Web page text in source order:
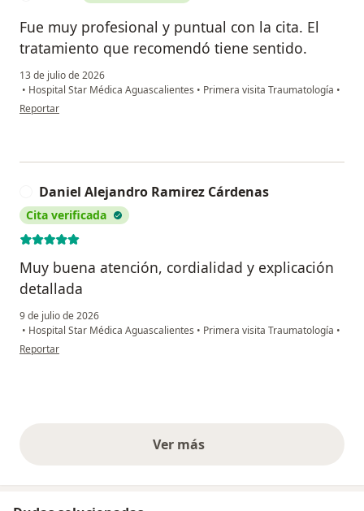
Fue muy profesional y puntual con la cita. El
tratamiento que recomendó tiene sentido.
13 de julio de 2026
• Hospital Star Médica Aguascalientes • Primera visita Traumatología •
en opinión del usuario Dulce
Reportar
Daniel Alejandro Ramirez Cárdenas
Cita verificada
Muy buena atención, cordialidad y explicación
detallada
9 de julio de 2026
• Hospital Star Médica Aguascalientes • Primera visita Traumatología •
en opinión del usuario Daniel Alejandro Ramirez Cárdenas
Reportar
Ver másopiniones anteriores